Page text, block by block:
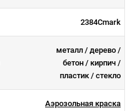
2384Cmark
металл / дерево /
бетон / кирпич /
пластик / стекло
Аэрозольная краска